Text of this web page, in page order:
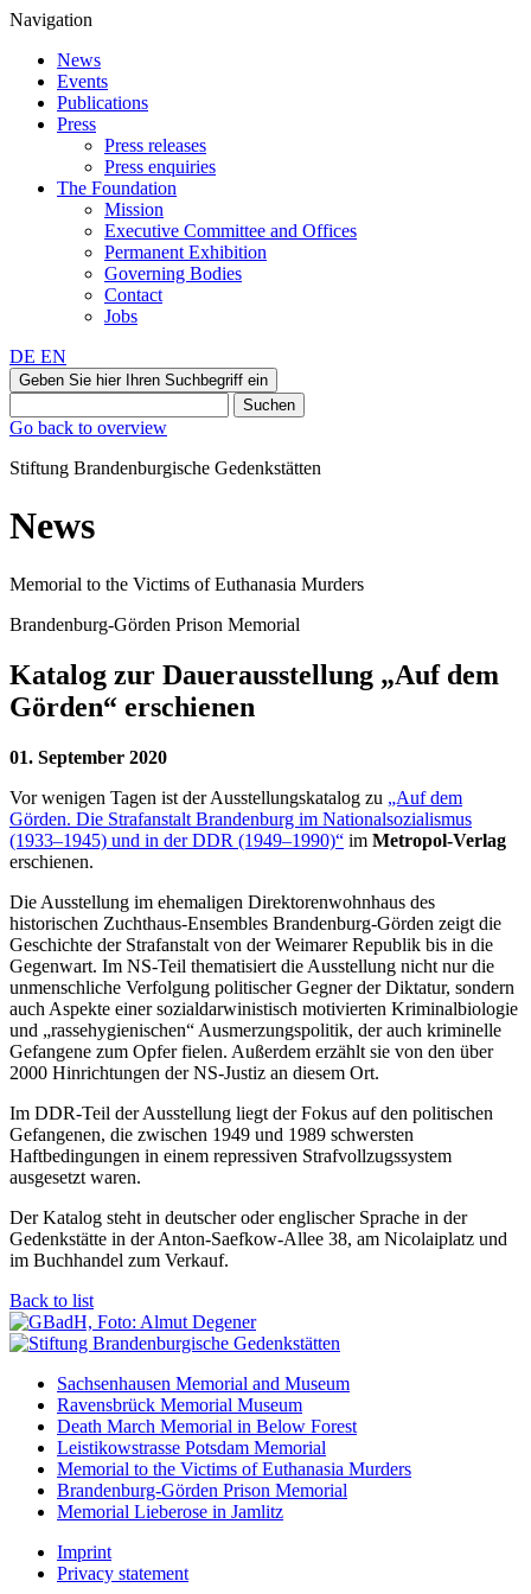
Navigation
News
Events
Publications
Press
Press releases
Press enquiries
The Foundation
Mission
Executive Committee and Offices
Permanent Exhibition
Governing Bodies
Contact
Jobs
DE EN
Geben Sie hier Ihren Suchbegriff ein
Suchen
Go back to overview
Stiftung Brandenburgische Gedenkstätten
News
Memorial to the Victims of Euthanasia Murders
Brandenburg-Görden Prison Memorial
Katalog zur Dauerausstellung „Auf dem
Görden“ erschienen
01. September 2020
Vor wenigen Tagen ist der Ausstellungskatalog zu „Auf dem
Görden. Die Strafanstalt Brandenburg im Nationalsozialismus
(1933–1945) und in der DDR (1949–1990)“ im Metropol-Verlag
erschienen.
Die Ausstellung im ehemaligen Direktorenwohnhaus des
historischen Zuchthaus-Ensembles Brandenburg-Görden zeigt die
Geschichte der Strafanstalt von der Weimarer Republik bis in die
Gegenwart. Im NS-Teil thematisiert die Ausstellung nicht nur die
unmenschliche Verfolgung politischer Gegner der Diktatur, sondern
auch Aspekte einer sozialdarwinistisch motivierten Kriminalbiologie
und „rassehygienischen“ Ausmerzungspolitik, der auch kriminelle
Gefangene zum Opfer fielen. Außerdem erzählt sie von den über
2000 Hinrichtungen der NS-Justiz an diesem Ort.
Im DDR-Teil der Ausstellung liegt der Fokus auf den politischen
Gefangenen, die zwischen 1949 und 1989 schwersten
Haftbedingungen in einem repressiven Strafvollzugssystem
ausgesetzt waren.
Der Katalog steht in deutscher oder englischer Sprache in der
Gedenkstätte in der Anton-Saefkow-Allee 38, am Nicolaiplatz und
im Buchhandel zum Verkauf.
Back to list
Sachsenhausen Memorial and Museum
Ravensbrück Memorial Museum
Death March Memorial in Below Forest
Leistikowstrasse Potsdam Memorial
Memorial to the Victims of Euthanasia Murders
Brandenburg-Görden Prison Memorial
Memorial Lieberose in Jamlitz
Imprint
Privacy statement